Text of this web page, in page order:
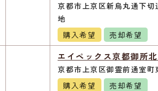
京都市上京区新烏丸通下
地
購入希望
売却希望
エイペックス京都御所
京都市上京区御霊前通室
購入希望
売却希望